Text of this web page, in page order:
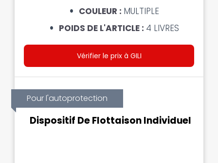
COULEUR : MULTIPLE
POIDS DE L'ARTICLE : 4 LIVRES
Vérifier le prix à GILI
Pour l'autoprotection
Dispositif De Flottaison Individuel